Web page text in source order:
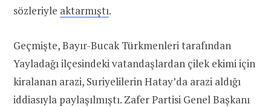
sözleriyle aktarmıştı.
Geçmişte, Bayır-Bucak Türkmenleri tarafından
Yayladağı ilçesindeki vatandaşlardan çilek ekimi için
kiralanan arazi, Suriyelilerin Hatay’da arazi aldığı
iddiasıyla paylaşılmıştı. Zafer Partisi Genel Başkanı